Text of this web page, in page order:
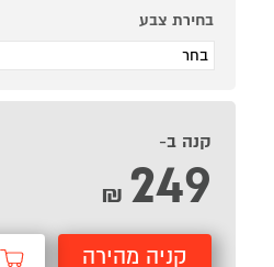
בחירת צבע
בחר
קנה ב-
249
₪
קניה מהירה